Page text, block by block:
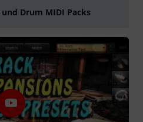
Drum MIDI Packs